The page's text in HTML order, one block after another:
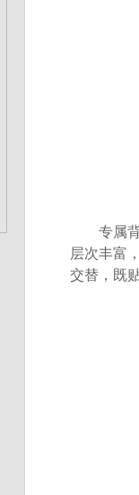
专属背
层次丰富
交替，既